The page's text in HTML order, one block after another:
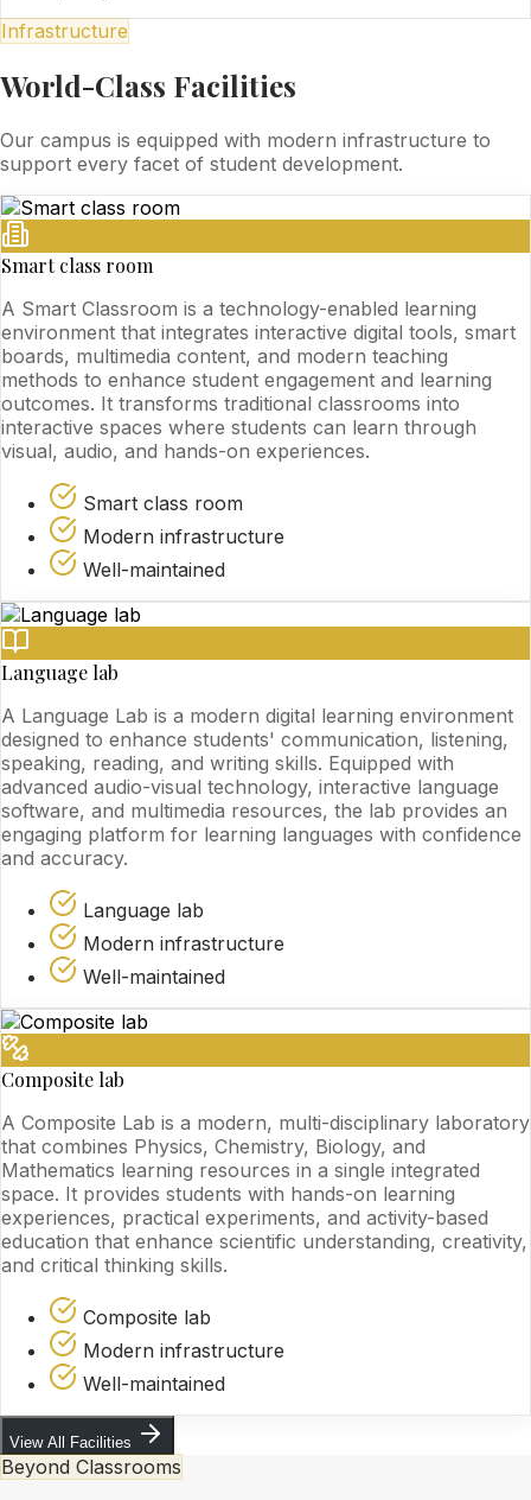
Infrastructure
World-Class Facilities
Our campus is equipped with modern infrastructure to
support every facet of student development.
Smart class room
A Smart Classroom is a technology-enabled learning
environment that integrates interactive digital tools, smart
boards, multimedia content, and modern teaching
methods to enhance student engagement and learning
outcomes. It transforms traditional classrooms into
interactive spaces where students can learn through
visual, audio, and hands-on experiences.
Smart class room
Modern infrastructure
Well-maintained
Language lab
A Language Lab is a modern digital learning environment
designed to enhance students' communication, listening,
speaking, reading, and writing skills. Equipped with
advanced audio-visual technology, interactive language
software, and multimedia resources, the lab provides an
engaging platform for learning languages with confidence
and accuracy.
Language lab
Modern infrastructure
Well-maintained
Composite lab
A Composite Lab is a modern, multi-disciplinary laboratory
that combines Physics, Chemistry, Biology, and
Mathematics learning resources in a single integrated
space. It provides students with hands-on learning
experiences, practical experiments, and activity-based
education that enhance scientific understanding, creativity,
and critical thinking skills.
Composite lab
Modern infrastructure
Well-maintained
View All Facilities
Beyond Classrooms